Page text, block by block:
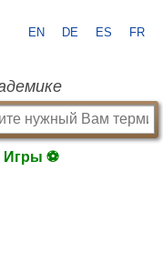
EN DE ES FR
Игры ⚽